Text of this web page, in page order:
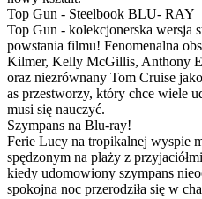
Top Gun - Steelbook BLU- RAY
Top Gun - kolekcjonerska wersja
powstania filmu! Fenomenalna
Kilmer, Kelly McGillis, Anthony
oraz niezrównany Tom Cruise
as przestworzy, który chce wiele
musi się nauczyć.
Szympans na Blu-ray!
Ferie Lucy na tropikalnej wyspie
spędzonym na plaży z
kiedy udomowiony szympans
spokojna noc przerodziła się w